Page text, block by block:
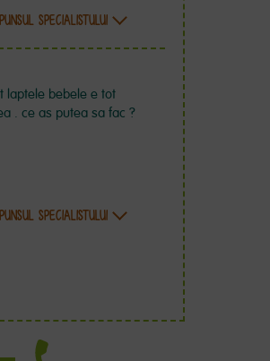
SPECIALISTULUI
laptele bebele e tot
. ce as putea sa fac ?
SPECIALISTULUI